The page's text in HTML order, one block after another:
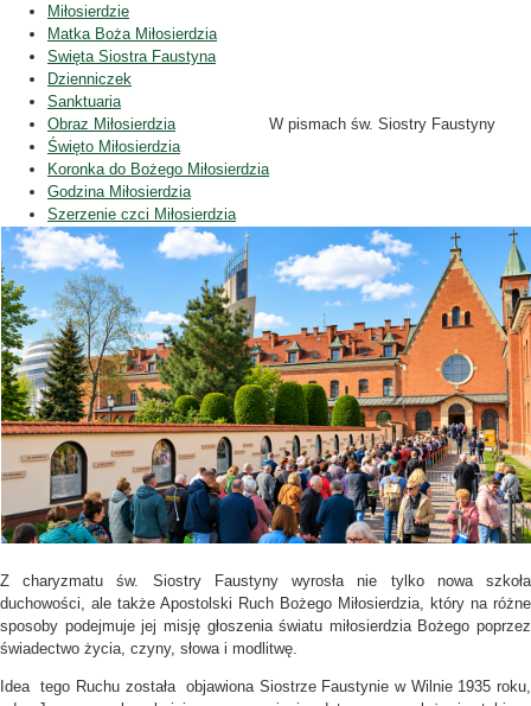
Miłosierdzie
Matka Boża Miłosierdzia
Swięta Siostra Faustyna
Dzienniczek
Sanktuaria
Obraz Miłosierdzia
Święto Miłosierdzia
Koronka do Bożego Miłosierdzia
Godzina Miłosierdzia
Szerzenie czci Miłosierdzia
W pismach św. Siostry Faustyny
Z charyzmatu św. Siostry Faustyny wyrosła nie tylko nowa szkoła
duchowości, ale także Apostolski Ruch Bożego Miłosierdzia, który na różne
sposoby podejmuje jej misję głoszenia światu miłosierdzia Bożego poprzez
świadectwo życia, czyny, słowa i modlitwę.
Idea tego Ruchu została objawiona Siostrze Faustynie w Wilnie 1935 roku,